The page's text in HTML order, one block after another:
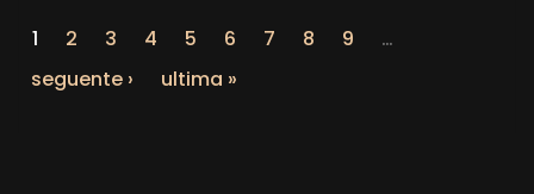
1 2 3 4 5 6 7 8 9
…
seguente ›
ultima »